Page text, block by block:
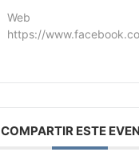
Web
https://
COMPARTIR ESTE